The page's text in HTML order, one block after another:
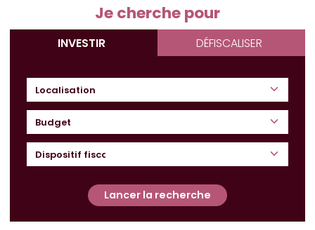
Je cherche pour
INVESTIR DÉFISCALISER
Budget
Lancer la recherche